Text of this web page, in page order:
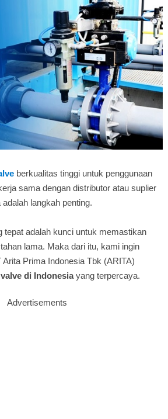
berkualitas tinggi untuk penggunaan
sama dengan distributor atau suplier
langkah penting.
tepat adalah kunci untuk memastikan
lama. Maka dari itu, kami ingin
Prima Indonesia Tbk (ARITA)
di Indonesiayang terpercaya.
Advertisements